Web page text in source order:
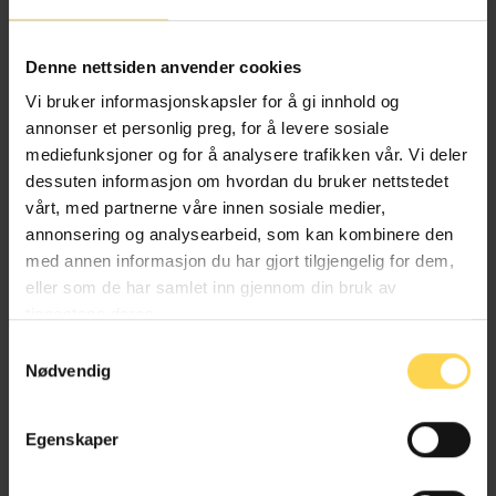
Denne nettsiden anvender cookies
Vi bruker informasjonskapsler for å gi innhold og
annonser et personlig preg, for å levere sosiale
mediefunksjoner og for å analysere trafikken vår. Vi deler
dessuten informasjon om hvordan du bruker nettstedet
vårt, med partnerne våre innen sosiale medier,
annonsering og analysearbeid, som kan kombinere den
med annen informasjon du har gjort tilgjengelig for dem,
eller som de har samlet inn gjennom din bruk av
Nødvendig
Egenskaper
Helse- og omsorgsrett
Angrerettloven
EU/EØS-rett
Forbruker-, kjøps- og konkurranserett